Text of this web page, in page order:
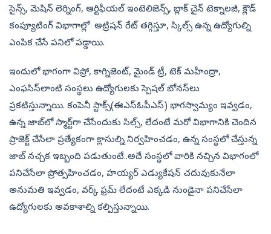
సైన్స్‌, మెషిన్‌ లెర్నింగ్‌, ఆర్టిఫీయల్‌ ఇంటెలిజెన్స్‌, బ్లాక్‌ చైన్‌ టెక్నాలజీ, క్లౌడ్‌
కంప్యూటింగ్‌ విభాగాల్లో అట్రిషన్‌ రేట్‌ తగ్గిస్తూ, స్కిల్స్‌ ఉన్న ఉద్యోగుల్ని
ఎంపిక చేసే పనిలో పడ్డాయి.
ఇందులో భాగంగా విప్రో, కాగ్నిజెంట్‌, మైండ్‌ ట్రీ, టెక్‌ మహీంద్రా,
ఎంఫసిస్‌లాంటి సంస్థలు ఉద్యోగులకు స్పెషల్‌ బోనస్‌లు
ప్రకటిస్తున్నాయి. కంపెనీ స్టాక్స్‌(ఈఎస్‌ఓపీఎస్‌) భాగస్వామ్యం ఇవ్వడం,
ఉన్న జాబ్‌లో స్మార్ట్‌గా చేసేందుకు సిల్స్‌, లేదంటే మరో విభాగానికి చెందిన
ప్రాజెక్ట్‌ చేసేలా ప్రత్యేకంగా క్లాసుల్ని నిర్వహించడం, ఉన్న సంస్థలో చేస్తున్న
జాబ్‌ నచ్చక ఇబ్బంది పడుతుంటే..అదే సంస్థలో వారికి నచ్చిన విభాగంలో
పనిచేసేలా ప్రోత్సహించడం, హయ్యర్‌ ఎడ్యుకేషన్‌ చదువుకునేలా
అనుమతి ఇవ్వడం, వర్క్‌ ఫ్రమ్‌ లేదంటే ఎక్కడి నుండైనా పనిచేసేలా
ఉద్యోగులకు అవకాశాల్ని కల్పిస్తున్నాయి.